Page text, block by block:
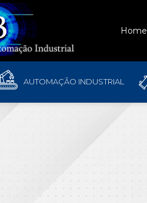
Home
AUTOMAÇÃO INDUSTRIAL